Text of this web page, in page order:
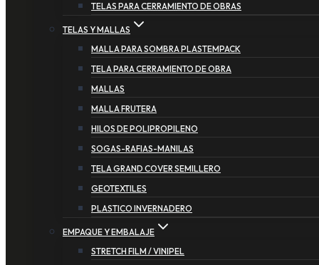
TELAS PARA CERRAMIENTO DE OBRAS
TELAS Y MALLAS
MALLA PARA SOMBRA PLASTEMPACK
TELA PARA CERRAMIENTO DE OBRA
MALLAS
MALLA FRUTERA
HILOS DE POLIPROPILENO
SOGAS-RAFIAS-MANILAS
TELA GRAND COVER SEMILLERO
GEOTEXTILES
PLASTICO INVERNADERO
EMPAQUE Y EMBALAJE
STRETCH FILM / VINIPEL